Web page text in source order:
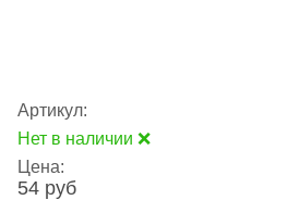
Артикул:
Нет в наличии ❌
Цена:
54 руб